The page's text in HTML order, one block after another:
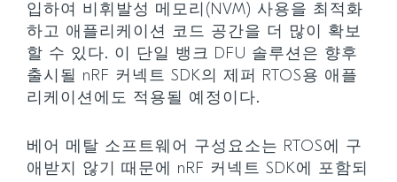
입하여 비휘발성 메모리(NVM) 사용을 최적화
하고 애플리케이션 코드 공간을 더 많이 확보
할 수 있다. 이 단일 뱅크 DFU 솔루션은 향후
출시될 nRF 커넥트 SDK의 제퍼 RTOS용 애플
리케이션에도 적용될 예정이다.
베어 메탈 소프트웨어 구성요소는 RTOS에 구
애받지 않기 때문에 nRF 커넥트 SDK에 포함되